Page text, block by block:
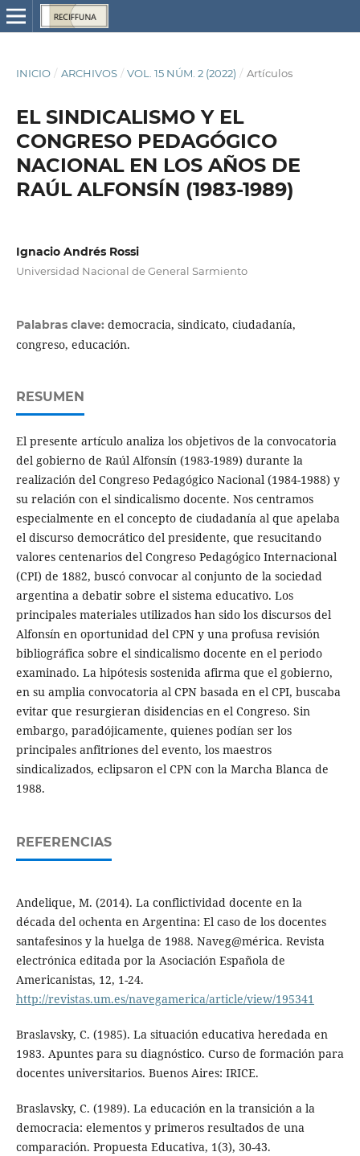
INICIO / ARCHIVOS / VOL. 15 NÚM. 2 (2022) / Artículos
EL SINDICALISMO Y EL
CONGRESO PEDAGÓGICO
NACIONAL EN LOS AÑOS DE
RAÚL ALFONSÍN (1983-1989)
Ignacio Andrés Rossi
Universidad Nacional de General Sarmiento
Palabras clave: democracia, sindicato, ciudadanía,
congreso, educación.
RESUMEN
El presente artículo analiza los objetivos de la convocatoria
del gobierno de Raúl Alfonsín (1983-1989) durante la
realización del Congreso Pedagógico Nacional (1984-1988) y
su relación con el sindicalismo docente. Nos centramos
especialmente en el concepto de ciudadanía al que apelaba
el discurso democrático del presidente, que resucitando
valores centenarios del Congreso Pedagógico Internacional
(CPI) de 1882, buscó convocar al conjunto de la sociedad
argentina a debatir sobre el sistema educativo. Los
principales materiales utilizados han sido los discursos del
Alfonsín en oportunidad del CPN y una profusa revisión
bibliográfica sobre el sindicalismo docente en el periodo
examinado. La hipótesis sostenida afirma que el gobierno,
en su amplia convocatoria al CPN basada en el CPI, buscaba
evitar que resurgieran disidencias en el Congreso. Sin
embargo, paradójicamente, quienes podían ser los
principales anfitriones del evento, los maestros
sindicalizados, eclipsaron el CPN con la Marcha Blanca de
1988.
REFERENCIAS
Andelique, M. (2014). La conflictividad docente en la
década del ochenta en Argentina: El caso de los docentes
santafesinos y la huelga de 1988. Naveg@mérica. Revista
electrónica editada por la Asociación Española de
Americanistas, 12, 1-24.
http://revistas.um.es/navegamerica/article/view/195341
Braslavsky, C. (1985). La situación educativa heredada en
1983. Apuntes para su diagnóstico. Curso de formación para
docentes universitarios. Buenos Aires: IRICE.
Braslavsky, C. (1989). La educación en la transición a la
democracia: elementos y primeros resultados de una
comparación. Propuesta Educativa, 1(3), 30-43.